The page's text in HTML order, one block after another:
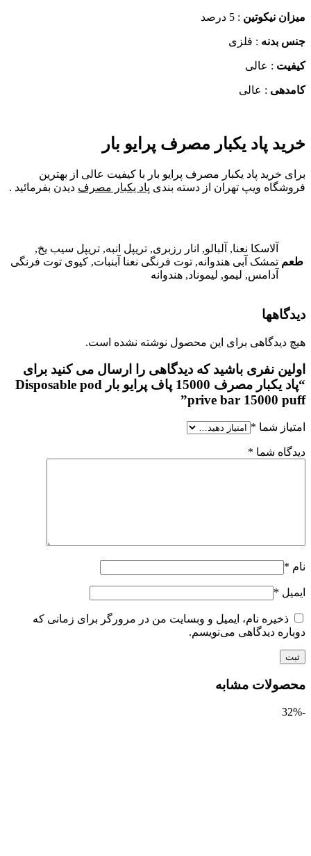
نیکوتین: 5 درصد
بدنه: فلزی
: عالی
: عالی
پاد یکبار مصرف پرایو بار
خرید پاد یکبار مصرف پرایو بار با کیفیت عالی از بهترین
ویپ تهران از دسته بندیپاد یکبار مصرفدیدن بفرمائید .
آلاسکا نعنا, آلبالو, انار رزبری, تریپل انبه, تریپل سیب یخ,
تمشک آبی هندوانه, توت فرنگی نعنا آبنبات, کیوی توت فرنگی
آدامس, لیمو, لیموناد, هندوانه
دیدگاهی برای این محصول نوشته نشده است.
نفری باشید که دیدگاهی را ارسال می کنید برای
“پاد یکبار مصرف 15000 پاف پرایو بار Disposable pod
prive bar 15000
شما *
شما *
*
ذخیره نام، ایمیل و وبسایت من در مرورگر برای زمانی که
دیدگاهی می‌نویسم.
مشابه